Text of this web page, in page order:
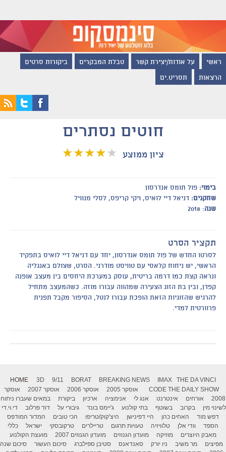
ראשי על אודות/יצירת קשר טבלת המבקרים ביקורות סרטים
הרצאות תסריט.ים
חוטים נסתרים
ציון ממוצע
בימוי: פול תומס אנדרסון
שחקנים: דניאל דיי לואיס, ויקי קריפס, לסלי מנוויל
שנה: 2018
תקציר הסרט
לסרטו החדש של פול תומס אנדרסון, יחד עם דניאל דיי לואיס בתפקיד
הראשי, יש ניחוח קלאסי עם טוויסט מודרני. הסרט, שצולם באנגליה
ונראה קצת כמו דרמה בריטית, עוסק במערכת היחסים בין מעצב אופנה
קפדן, ובין בת הזוג הצעירה שמהווה עבורו מוזה. כשהמעצב מתחיל
להרגיש שהזוגיות הזאת הופכת עבורו לנטל, הסיפור מקבל תפנית
פרוורטית למדי.
HOME 3D 9/11 BORAT BREAKING NEWS IMAX
THE DA VINCI
CODE THE DAILY SHOW אוסקר 2005 אוסקר 2006 אוסקר 2007
אוסקר
2008
אורחים אינטרנט אנג לי אנימציה ארכיון ביקורת
במאים שעברו ניתוח
לשינוי מין
בקרוב בשוטף בתי קולנוע ג'יימס בונד גיבורי על דוד פרלוב
די.וי.די
דפש מוד
האחים כהן היי דפינישן היצ'קוק/טריפו הכי טובים
המדור המודפס
הספד
וודי אלן טלוויזיה טעויות תרגום טריילרים טרקובסקי ישראל
כללי
מאבק היוצרים
מוזיקה מועדון הגנוזים מועדון הגנוזים 2007
מועצת הקולנוע
מפיצים
מר משיב ניו יורק סאנדאנס סטיבן ספילברג סיכום העשור
סיכום שנה